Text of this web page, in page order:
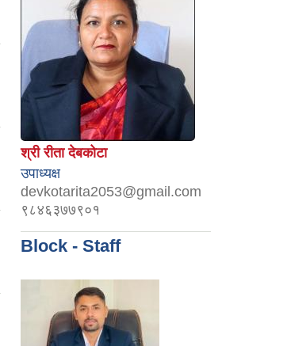
श्री रीता देबकोटा
उपाध्यक्ष
devkotarita2053@gmail.com
९८४६३७७९०१
Block - Staff